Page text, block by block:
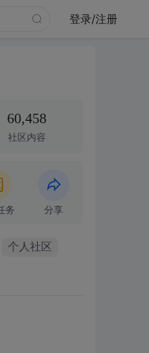
登录/注册
60,458
社区内容
务 分享
个人社区